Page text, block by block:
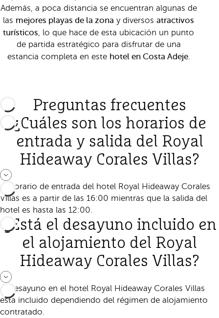
Además, a poca distancia se encuentran algunas de
las mejores playas de la zona y diversosatractivos
turísticos, lo que hace de esta ubicación un punto
de partida estratégico para disfrutar de una
estancia completa en este hotel en Costa Adeje.
Preguntas frecuentes
¿Cuáles son los horarios de
entrada y salida del Royal
Hideaway Corales Villas?
El horario de entrada del hotel Royal Hideaway Corales
Villas es a partir de las 16:00 mientras que la salida del
hotel es hasta las 12:00.
¿Está el desayuno incluido en
el alojamiento del Royal
Hideaway Corales Villas?
El desayuno en el hotel Royal Hideaway Corales Villas
está incluido dependiendo del régimen de alojamiento
contratado.